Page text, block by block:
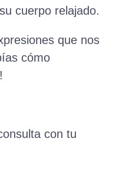
cuerpo relajado.
que nos
cómo
con tu